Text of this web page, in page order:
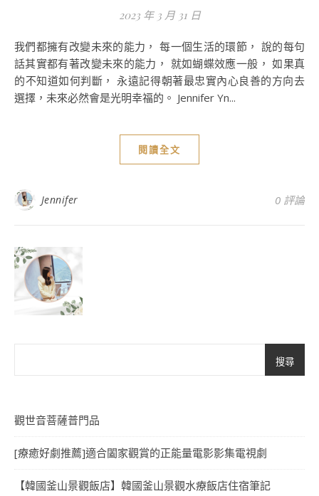
2023 年 3 月 31 日
我們都擁有改變未來的能力， 每一個生活的環節， 說的每句
話其實都有著改變未來的能力， 就如蝴蝶效應一般， 如果真
的不知道如何判斷， 永遠記得朝著最忠實內心良善的方向去
選擇，未來必然會是光明幸福的。 Jennifer Yn...
閱讀全文
Jennifer 0 評論
搜尋
觀世音菩薩普門品
[療癒好劇推薦]適合闔家觀賞的正能量電影影集電視劇
【韓國釜山景觀飯店】韓國釜山景觀水療飯店住宿筆記